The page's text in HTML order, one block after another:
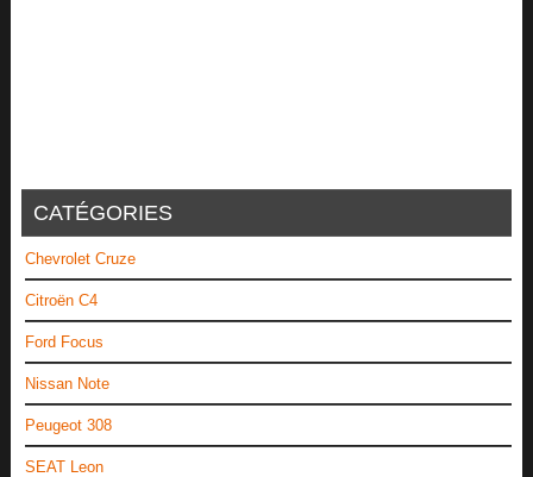
CATÉGORIES
Chevrolet Cruze
Citroën C4
Ford Focus
Nissan Note
Peugeot 308
SEAT Leon